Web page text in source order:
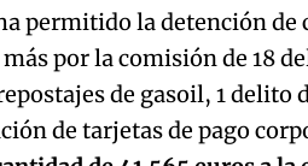
permitido la detención de
por la comisión de 18
de gasoil, 1 delito
de tarjetas de pago